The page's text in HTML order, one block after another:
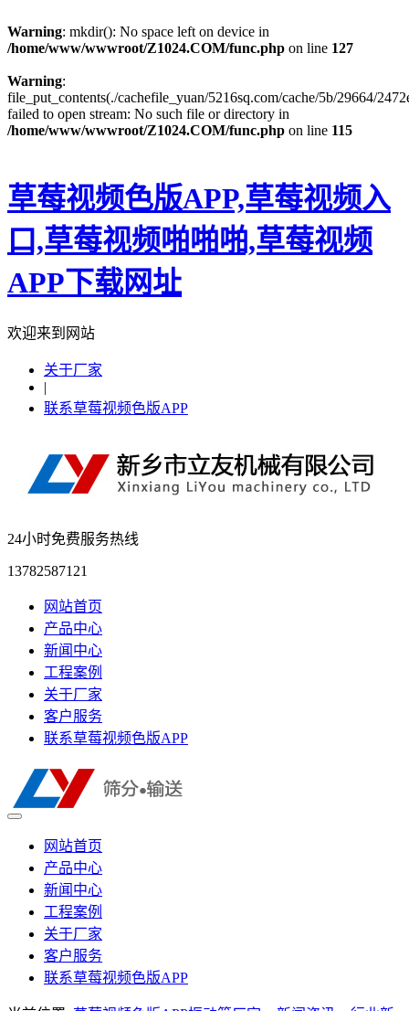
Warning: mkdir(): No space left on device in
/home/www/wwwroot/Z1024.COM/func.php on line 127
Warning:
file_put_contents(./cachefile_yuan/5216sq.com/cache/5b/29664/
failed to open stream: No such file or directory in
/home/www/wwwroot/Z1024.COM/func.php on line 115
草莓视频色版APP,草莓视频入
口,草莓视频啪啪啪,草莓视频
APP下载网址
欢迎来到网站
关于厂家
|
联系草莓视频色版APP
24小时免费服务热线
13782587121
网站首页
产品中心
新闻中心
工程案例
关于厂家
客户服务
联系草莓视频色版APP
网站首页
产品中心
新闻中心
工程案例
关于厂家
客户服务
联系草莓视频色版APP